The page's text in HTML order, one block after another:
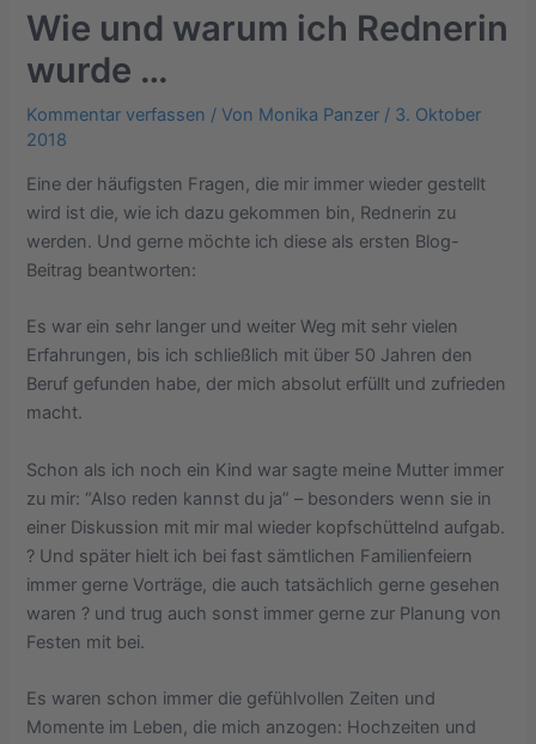
Wie und warum ich Rednerin
wurde …
Kommentar verfassen / Von Monika Panzer / 3. Oktober
2018
Eine der häufigsten Fragen, die mir immer wieder gestellt
wird ist die, wie ich dazu gekommen bin, Rednerin zu
werden. Und gerne möchte ich diese als ersten Blog-
Beitrag beantworten:
Es war ein sehr langer und weiter Weg mit sehr vielen
Erfahrungen, bis ich schließlich mit über 50 Jahren den
Beruf gefunden habe, der mich absolut erfüllt und zufrieden
macht.
Schon als ich noch ein Kind war sagte meine Mutter immer
zu mir: “Also reden kannst du ja” – besonders wenn sie in
einer Diskussion mit mir mal wieder kopfschüttelnd aufgab.
? Und später hielt ich bei fast sämtlichen Familienfeiern
immer gerne Vorträge, die auch tatsächlich gerne gesehen
waren ? und trug auch sonst immer gerne zur Planung von
Festen mit bei.
Es waren schon immer die gefühlvollen Zeiten und
Momente im Leben, die mich anzogen: Hochzeiten und